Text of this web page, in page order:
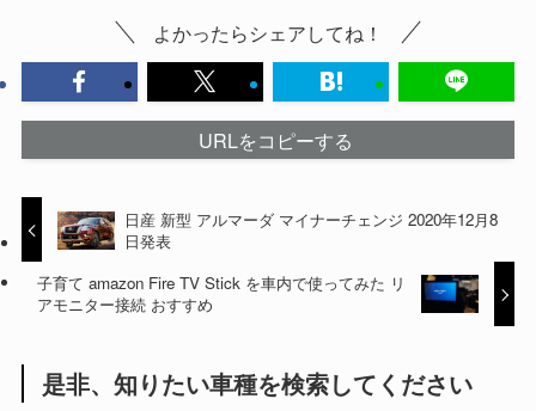
よかったらシェアしてね！
URLをコピーする
日産 新型 アルマーダ マイナーチェンジ 2020年12月8
日発表
子育て amazon Fire TV Stick を車内で使ってみた リ
アモニター接続 おすすめ
是非、知りたい車種を検索してください